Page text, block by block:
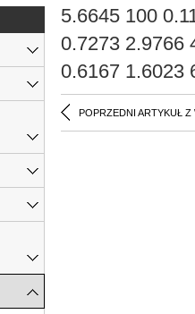
5.6645 100
0.7273 2.9766
0.6167 1.6023
POPRZEDNI ARTYKUŁ Z